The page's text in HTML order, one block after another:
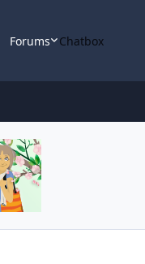
Forums Chatbox